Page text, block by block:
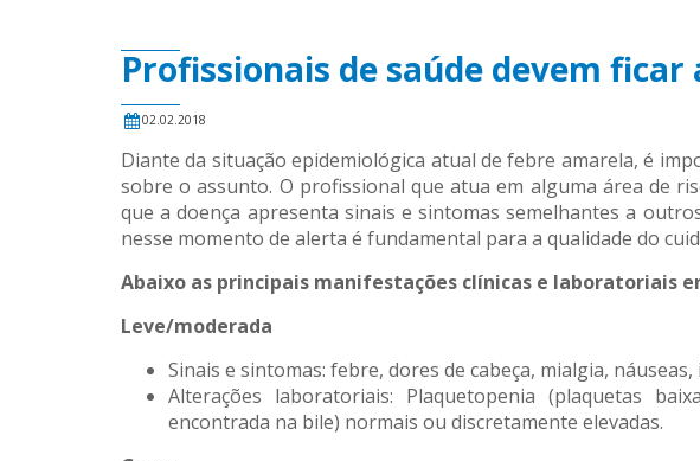
Profissionais de saúde devem
02.02.2018
Diante da situação epidemiológica atual de febre amarela, é
sobre o assunto. O profissional que atua em alguma área de
que a doença apresenta sinais e sintomas semelhantes a
nesse momento de alerta é fundamental para a qualidade do
Abaixo as principais manifestações clínicas e laboratoriais
Leve/moderada
Sinais e sintomas: febre, dores de cabeça, mialgia,
Alterações laboratoriais: Plaquetopenia (plaquetas
encontrada na bile) normais ou discretamente elevadas.